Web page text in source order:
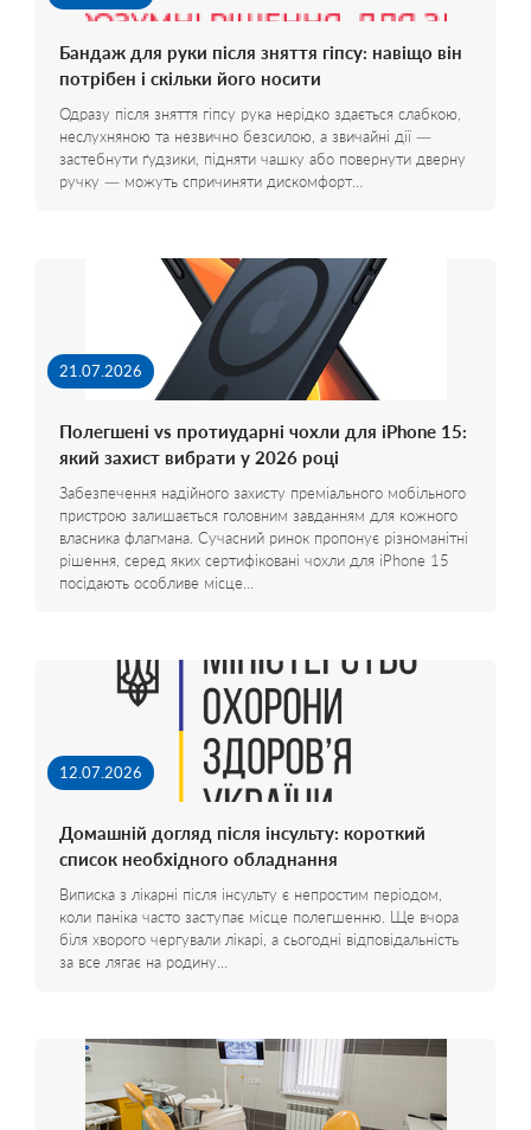
Бандаж для руки після зняття гіпсу: навіщо він
потрібен і скільки його носити
Одразу після зняття гіпсу рука нерідко здається слабкою,
неслухняною та незвично безсилою, а звичайні дії —
застебнути ґудзики, підняти чашку або повернути дверну
ручку — можуть спричиняти дискомфорт…
21.07.2026
Полегшені vs протиударні чохли для iPhone 15:
який захист вибрати у 2026 році
Забезпечення надійного захисту преміального мобільного
пристрою залишається головним завданням для кожного
власника флагмана. Сучасний ринок пропонує різноманітні
рішення, серед яких сертифіковані чохли для iPhone 15
посідають особливе місце…
12.07.2026
Домашній догляд після інсульту: короткий
список необхідного обладнання
Виписка з лікарні після інсульту є непростим періодом,
коли паніка часто заступає місце полегшенню. Ще вчора
біля хворого чергували лікарі, а сьогодні відповідальність
за все лягає на родину…